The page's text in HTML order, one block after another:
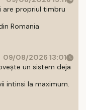
are propriul timbru
Romania
09/08/2026 13:01
un sistem deja
intinsi la maximum.